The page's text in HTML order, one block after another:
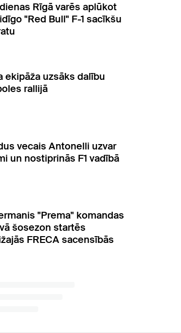
Rīgā varēs aplūkot
"Red Bull" F-1 sacīkšu
ekipāža uzsāks dalību
rallijā
vecais Antonelli uzvar
un nostiprinās F1 vadībā
"Prema" komandas
šosezon startēs
FRECA sacensībās